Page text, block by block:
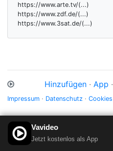
https://www.arte.tv/(...)
https://www.zdf.de/(...)
https://www.3sat.de/(...)
Hinzufügen · App ·
Impressum · Datenschutz · Cookies
Vavideo
Jetzt kostenlos als App